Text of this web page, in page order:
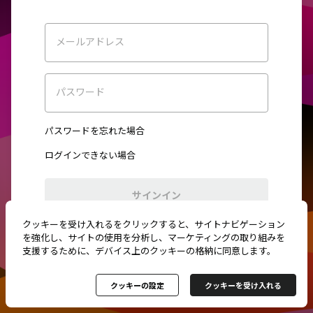
メールアドレス
パスワード
パスワードを忘れた場合
ログインできない場合
サインイン
初めてご利用ですか？新規登録
クッキーを受け入れるをクリックすると、サイトナビゲーション
を強化し、サイトの使用を分析し、マーケティングの取り組みを
支援するために、デバイス上のクッキーの格納に同意します。
クッキーの設定 クッキーを受け入れる